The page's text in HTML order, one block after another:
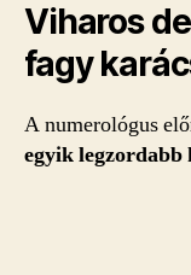
Viharos
fagy
A numerológus
egyik legzordabb